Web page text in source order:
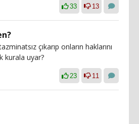
33 13
çıkarıp onların haklarını
kurala uyar?
23 11